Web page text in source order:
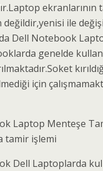
ekranlarının
ile
Dell Notebook
genelde
için
Laptop Menteşe
tamir işlemi
Dell Laptoplarda